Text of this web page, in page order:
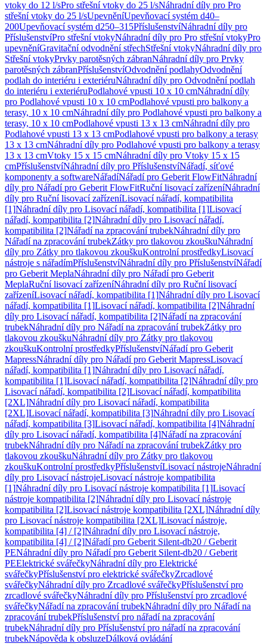
vtoky do 12 l/sPro střešní vtoky do 25 l/sNáhradní díly pro Pro
střešní vtoky do 25 l/sUpevněníUpevňovací systém d40–
200Upevňovací systém d250–315PříslušenstvíNáhradní díly pro
PříslušenstvíPro střešní vtokyNáhradní díly pro Pro střešní vtokyPro
upevněníGravitační odvodnění střechStřešní vtokyNáhradní díly pro
Střešní vtokyPrvky parotěsných zábranNáhradní díly pro Prvky
parotěsných zábranPříslušenstvíOdvodnění podlahyOdvodnění
podlah do interiéru i exteriéruNáhradní díly pro Odvodnění podlah
do interiéru i exteriéruPodlahové vpusti 10 x 10 cmNáhradní díly
pro Podlahové vpusti 10 x 10 cmPodlahové vpusti pro balkony a
terasy, 10 x 10 cmNáhradní díly pro Podlahové vpusti pro balkony a
terasy, 10 x 10 cmPodlahové vpusti 13 x 13 cmNáhradní díly pro
Podlahové vpusti 13 x 13 cmPodlahové vpusti pro balkony a terasy
13 x 13 cmNáhradní díly pro Podlahové vpusti pro balkony a terasy
13 x 13 cmVtoky 15 x 15 cmNáhradní díly pro Vtoky 15 x 15
cmPříslušenstvíNáhradní díly pro PříslušenstvíNářadí, síťové
komponenty a softwareNářadíNářadí pro Geberit FlowFitNáhradní
díly pro Nářadí pro Geberit FlowFitRuční lisovací zařízeníNáhradní
díly pro Ruční lisovací zařízeníLisovací nářadí, kompatibilita
[1]Náhradní díly pro Lisovací nářadí, kompatibilita [1]Lisovací
nářadí, kompatibilita [2]Náhradní díly pro Lisovací nářadí,
kompatibilita [2]Nářadí na zpracování trubekNáhradní díly pro
Nářadí na zpracování trubekZátky pro tlakovou zkouškuNáhradní
díly pro Zátky pro tlakovou zkouškuKontrolní prostředkyLisovací
nástroje s nářadímPříslušenstvíNáhradní díly pro PříslušenstvíNářadí
pro Geberit MeplaNáhradní díly pro Nářadí pro Geberit
MeplaRuční lisovací zařízeníNáhradní díly pro Ruční lisovací
zařízeníLisovací nářadí, kompatibilita [1]Náhradní díly pro Lisovací
nářadí, kompatibilita [1]Lisovací nářadí, kompatibilita [2]Náhradní
díly pro Lisovací nářadí, kompatibilita [2]Nářadí na zpracování
trubekNáhradní díly pro Nářadí na zpracování trubekZátky pro
tlakovou zkouškuNáhradní díly pro Zátky pro tlakovou
zkouškuKontrolní prostředkyPříslušenstvíNářadí pro Geberit
MapressNáhradní díly pro Nářadí pro Geberit MapressLisovací
nářadí, kompatibilita [1]Náhradní díly pro Lisovací nářadí,
kompatibilita [1]Lisovací nářadí, kompatibilita [2]Náhradní díly pro
Lisovací nářadí, kompatibilita [2]Lisovací nářadí, kompatibilita
[2XL]Náhradní díly pro Lisovací nářadí, kompatibilita
[2XL]Lisovací nářadí, kompatibilita [3]Náhradní díly pro Lisovací
nářadí, kompatibilita [3]Lisovací nářadí, kompatibilita [4]Náhradní
díly pro Lisovací nářadí, kompatibilita [4]Nářadí na zpracování
trubekNáhradní díly pro Nářadí na zpracování trubekZátky pro
tlakovou zkouškuNáhradní díly pro Zátky pro tlakovou
zkouškuKontrolní prostředkyPříslušenstvíLisovací nástrojeNáhradní
díly pro Lisovací nástrojeLisovací nástroje kompatibilita
[1]Náhradní díly pro Lisovací nástroje kompatibilita [1]Lisovací
nástroje kompatibilita [2]Náhradní díly pro Lisovací nástroje
kompatibilita [2]Lisovací nástroje kompatibilita [2XL]Náhradní díly
pro Lisovací nástroje kompatibilita [2XL]Lisovací nástroje,
kompatibilita [4] / [2]Náhradní díly pro Lisovací nástroje,
kompatibilita [4] / [2]Nářadí pro Geberit Silent-db20 / Geberit
PENáhradní díly pro Nářadí pro Geberit Silent-db20 / Geberit
PEElektrické svářečkyNáhradní díly pro Elektrické
svářečkyPříslušenství pro elektrické svářečkyZrcadlové
svářečkyNáhradní díly pro Zrcadlové svářečkyPříslušenství pro
zrcadlové svářečkyNáhradní díly pro Příslušenství pro zrcadlové
svářečkyNářadí na zpracování trubekNáhradní díly pro Nářadí na
zpracování trubekPříslušenství pro nářadí na zpracování
trubekNáhradní díly pro Příslušenství pro nářadí na zpracování
trubekNápověda k obsluzeDálková ovládání